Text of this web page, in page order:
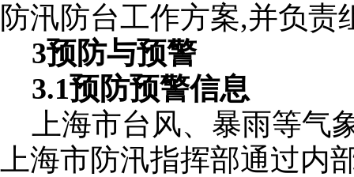
防汛防台工作方案,并负责
3预防与预警
3.1预防预警信息
上海市台风、暴雨等
上海市防汛指挥部通过内